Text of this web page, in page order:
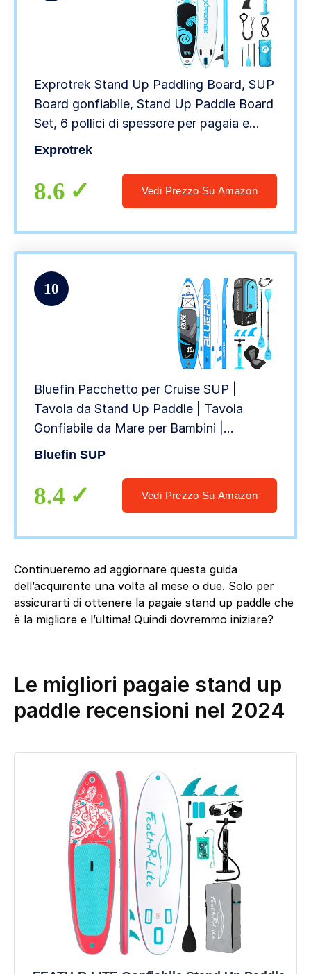
Exprotrek Stand Up Paddling Board, SUP
Board gonfiabile, Stand Up Paddle Board
Set, 6 pollici di spessore per pagaia e
accessori completi, 200 kg max
Exprotrek
8.6 Vedi Prezzo Su Amazon
10
Bluefin Pacchetto per Cruise SUP |
Tavola da Stand Up Paddle | Tavola
Gonfiabile da Mare per Bambini |
Spessore 6” | Pagaia in Vetroresina | Kit
Bluefin SUP
8.4 Vedi Prezzo Su Amazon
Continueremo ad aggiornare questa guida
dell’acquirente una volta al mese o due. Solo per
assicurarti di ottenere la pagaie stand up paddle che
è la migliore e l’ultima! Quindi dovremmo iniziare?
Le migliori pagaie stand up
paddle recensioni nel 2024